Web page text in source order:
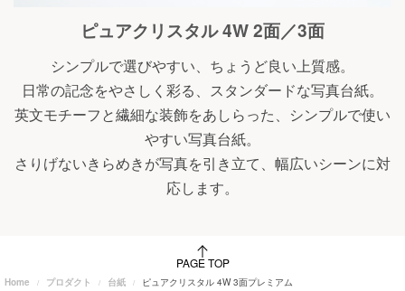
ピュアクリスタル 4W 2面／3面
シンプルで選びやすい、ちょうど良い上質感。
日常の記念をやさしく彩る、スタンダードな写真台紙。
英文モチーフと繊細な装飾をあしらった、シンプルで使い
やすい写真台紙。
さりげないきらめきが写真を引き立て、幅広いシーンに対
応します。
PAGE TOP
Home プロダクト 台紙 ピュアクリスタル 4W 3面プレミアム